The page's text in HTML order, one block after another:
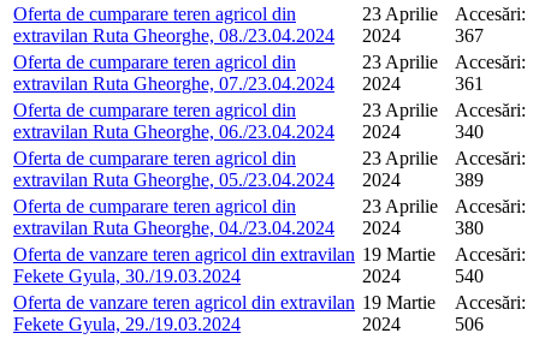
Oferta de cumparare teren agricol din
extravilan Ruta Gheorghe, 08./23.04.2024
23 Aprilie
2024
Accesări:
367
Oferta de cumparare teren agricol din
extravilan Ruta Gheorghe, 07./23.04.2024
23 Aprilie
2024
Accesări:
361
Oferta de cumparare teren agricol din
extravilan Ruta Gheorghe, 06./23.04.2024
23 Aprilie
2024
Accesări:
340
Oferta de cumparare teren agricol din
extravilan Ruta Gheorghe, 05./23.04.2024
23 Aprilie
2024
Accesări:
389
Oferta de cumparare teren agricol din
extravilan Ruta Gheorghe, 04./23.04.2024
23 Aprilie
2024
Accesări:
380
Oferta de vanzare teren agricol din extravilan
Fekete Gyula, 30./19.03.2024
19 Martie
2024
Accesări:
540
Oferta de vanzare teren agricol din extravilan
Fekete Gyula, 29./19.03.2024
19 Martie
2024
Accesări:
506